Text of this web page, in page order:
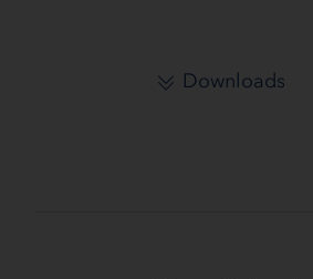
Downloads